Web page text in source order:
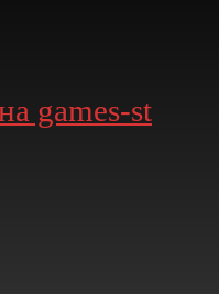
games-st